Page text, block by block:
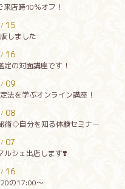
店時10％オフ！
/ 15
しました
/ 16
の対面講座です！
/ 09
法を学ぶオンライン講座！
/ 08
◇自分を知る体験セミナー
/ 07
シェ出店します❣️
/ 16
の17:00〜